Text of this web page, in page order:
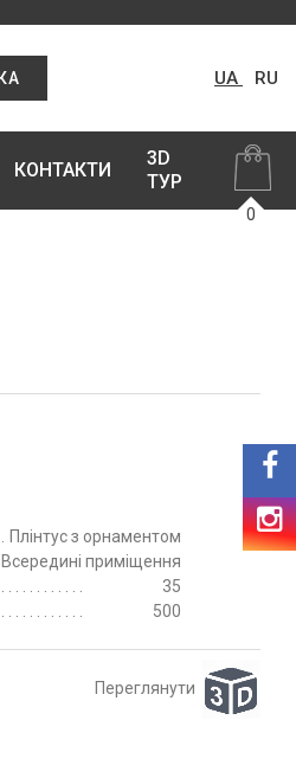
UA RU
КОНТАКТИ
3D
ТУР
0
Плінтус з орнаментом
Всередині приміщення
35
500
Переглянути